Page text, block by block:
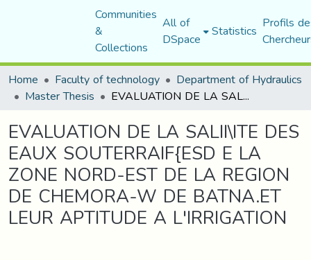
Communities
&
Collections
All of
DSpace Statistics Profils
Home
Faculty of technology Department of Hydraulics
Master Thesis EVALUATION DE LA SALII\ITE DES EAUX SOUTERRAIF{ESD E LA ZONE NORD-EST DE LA REGION DE CHEMORA-W DE BATNA.ET LEUR APTITUDE A L'IRRIGATION
EVALUATION DE LA SALII\ITE DES
EAUX SOUTERRAIF{ESD E LA
ZONE NORD-EST DE LA REGION
DE CHEMORA-W DE BATNA.ET
LEUR APTITUDE A L'IRRIGATION